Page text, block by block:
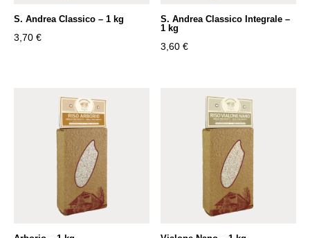
S. Andrea Classico – 1 kg
3,70 €
S. Andrea Classico Integrale –
1 kg
3,60€